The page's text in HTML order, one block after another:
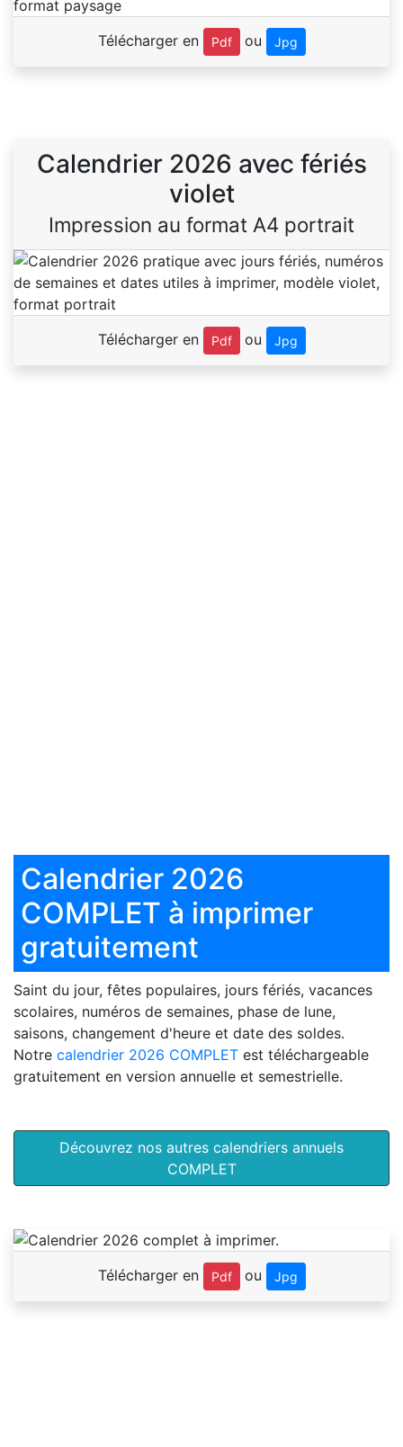
Télécharger en Pdf ou Jpg
Calendrier 2026 avec fériés
violet
Impression au format A4 portrait
Télécharger en Pdf ou Jpg
Calendrier 2026
COMPLET à imprimer
gratuitement
Saint du jour, fêtes populaires, jours fériés, vacances
scolaires, numéros de semaines, phase de lune,
saisons, changement d'heure et date des soldes.
Notre calendrier 2026 COMPLET est téléchargeable
gratuitement en version annuelle et semestrielle.
Découvrez nos autres calendriers annuels
COMPLET
Télécharger en Pdf ou Jpg